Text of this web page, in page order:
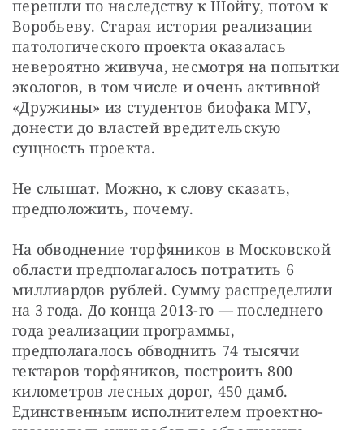
перешли по наследству к Шойгу, потом к
Воробьеву. Старая история реализации
патологического проекта оказалась
невероятно живуча, несмотря на попытки
экологов, в том числе и очень активной
«Дружины» из студентов биофака МГУ,
донести до властей вредительскую
сущность проекта.
Не слышат. Можно, к слову сказать,
предположить, почему.
На обводнение торфяников в Московской
области предполагалось потратить 6
миллиардов рублей. Сумму распределили
на 3 года. До конца 2013-го — последнего
года реализации программы,
предполагалось обводнить 74 тысячи
гектаров торфяников, построить 800
километров лесных дорог, 450 дамб.
Единственным исполнителем проектно-